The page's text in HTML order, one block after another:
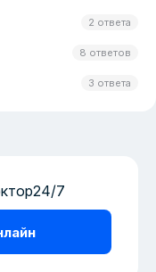
2 ответа
8 ответов
3 ответа
7